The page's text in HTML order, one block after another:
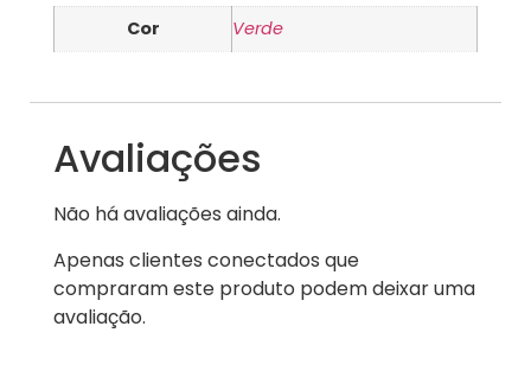
Cor Verde
Avaliações
Não há avaliações ainda.
Apenas clientes conectados que
compraram este produto podem deixar uma
avaliação.